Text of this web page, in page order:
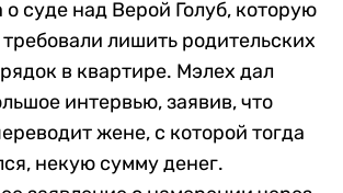
о суде над Верой Голуб, которую
лишить родительских
в квартире. Мэлех дал
интервью, заявив, что
жене, с которой тогда
некую сумму денег.